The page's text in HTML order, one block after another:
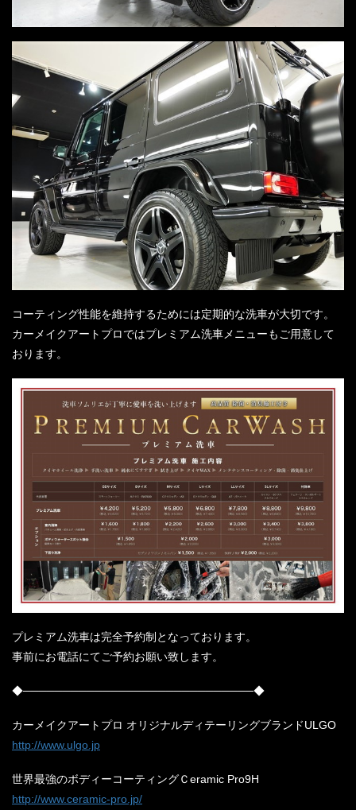
コーティング性能を維持するためには定期的な洗車が大切です。
カーメイクアートプロではプレミアム洗車メニューもご用意して
おります。
プレミアム洗車は完全予約制となっております。
事前にお電話にてご予約お願い致します。
◆─────────────────────────────◆
カーメイクアートプロ オリジナルディテーリングブランドULGO
http://www.ulgo.jp
世界最強のボディーコーティングＣeramic Pro9H
http://www.ceramic-pro.jp/